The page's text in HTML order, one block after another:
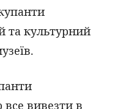
та культурний
вивезти в